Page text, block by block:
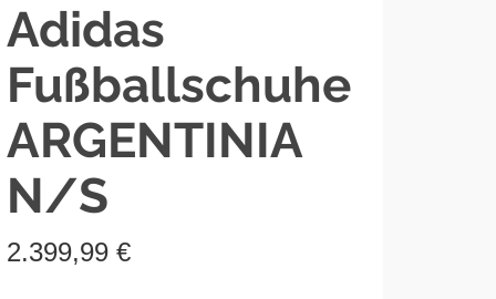
Adidas
Fußballschuhe
ARGENTINIA
N/S
2.399,99 €